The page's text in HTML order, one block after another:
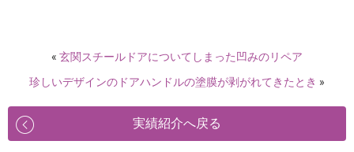
« 玄関スチールドアについてしまった凹みのリペア
珍しいデザインのドアハンドルの塗膜が剥がれてきたとき »
実績紹介へ戻る